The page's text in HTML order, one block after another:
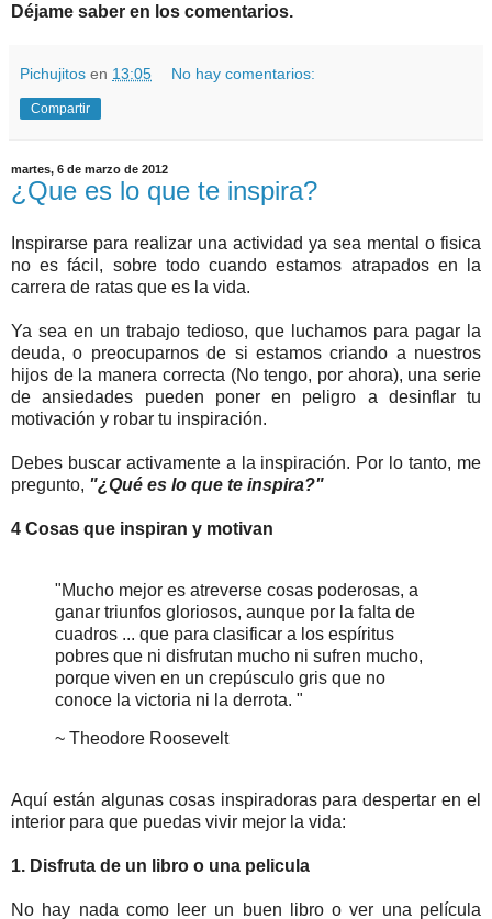
Déjame saber en los comentarios.
Pichujitos en 13:05 No hay comentarios:
Compartir
martes, 6 de marzo de 2012
¿Que es lo que te inspira?
Inspirarse para realizar una actividad ya sea mental o fisica
no es fácil, sobre todo cuando estamos atrapados en la
carrera de ratas que es la vida.
Ya sea en un trabajo tedioso, que luchamos para pagar la
deuda, o preocuparnos de si estamos criando a nuestros
hijos de la manera correcta (No tengo, por ahora), una serie
de ansiedades pueden poner en peligro a desinflar tu
motivación y robar tu inspiración.
Debes buscar activamente a la inspiración. Por lo tanto, me
pregunto, "¿Qué es lo que te inspira?"
4 Cosas que inspiran y motivan
"Mucho mejor es atreverse cosas poderosas, a
ganar triunfos gloriosos, aunque por la falta de
cuadros ... que para clasificar a los espíritus
pobres que ni disfrutan mucho ni sufren mucho,
porque viven en un crepúsculo gris que no
conoce la victoria ni la derrota. "
~ Theodore Roosevelt
Aquí están algunas cosas inspiradoras para despertar en el
interior para que puedas vivir mejor la vida:
1. Disfruta de un libro o una pelicula
No hay nada como leer un buen libro o ver una película